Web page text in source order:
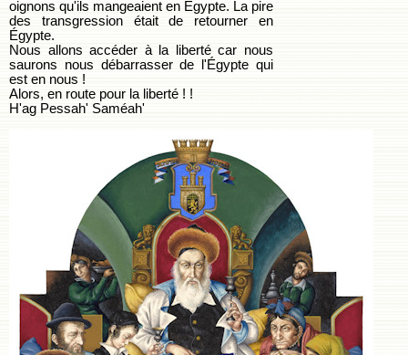
oignons qu'ils mangeaient en Égypte. La pire
des transgression était de retourner en
Égypte.
Nous allons accéder à la liberté car nous
saurons nous débarrasser de l'Égypte qui
est en nous !
Alors, en route pour la liberté ! !
H'ag Pessah' Saméah'